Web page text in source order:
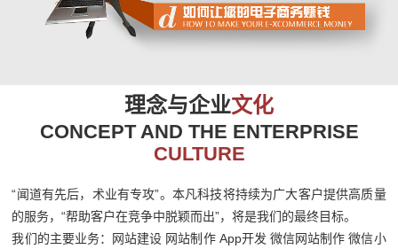
理念与企业文化
CONCEPT AND THE ENTERPRISE
CULTURE
“闻道有先后，术业有专攻”。本凡科技将持续为广大客户提供高质量
的服务，“帮助客户在竞争中脱颖而出”，将是我们的最终目标。
我们的主要业务：网站建设 网站制作 App开发 微信网站制作 微信小